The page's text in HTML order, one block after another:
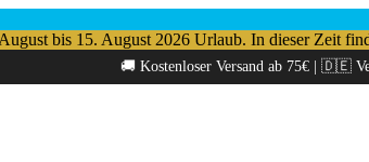
bis 15. August 2026 Urlaub. In dieser Zeit
🚚 Kostenloser Versand ab 75€ | 🇩🇪